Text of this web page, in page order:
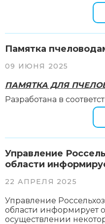
Памятка
09 ИЮНЯ 2025
ПАМЯТКА ДЛЯ
Разработана в
Управление
области
22 АПРЕЛЯ 2025
Управление
области информирует
осуществлении